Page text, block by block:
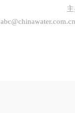
abc@chinawater.com.cn